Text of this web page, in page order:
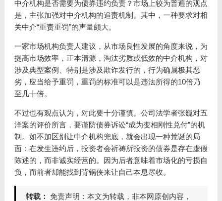
中介机构是否需要为债券违约负责？市场上较为普遍的观点
是，主张加强对中介机构的追责机制。其中，一种要求对相
关中介“重责重罚”的声量颇大。
一家市场机构负责人建议，从市场良性发展的角度来说，为
提高市场效率，正本清源，淘汰劣质或低效的中介机构，对
涉及典型案例、特别是涉及欺诈发行的，行为确属极其恶
劣，应当给予重罚，重罚的标准可以是违法所得的10倍乃
至几十倍。
不过也有观点认为，对此要十分谨慎。公司法学者张巍对五
洋案的评价所言，要谨防债券诉讼“成为变相刚性兑付”的机
制。如不加区别让中介机构兜底，就会出现一种荒诞的局
面：在发生违约后，投资者会祈祷所投资的债券是存在虚假
陈述的，而非诚实经营的。因为后者意味着市场化的亏损自
负，而前者却能找到背锅侠来让自己本息尽收。
转载： 免责声明：本文为转载，非本网原创内容，